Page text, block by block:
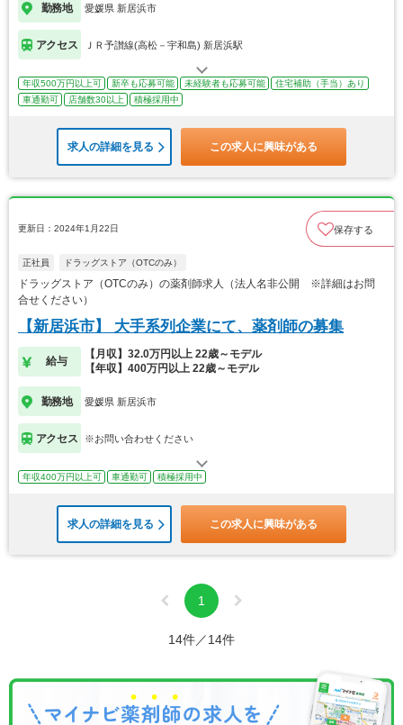
勤務地 愛媛県 新居浜市
アクセス ＪＲ予讃線(高松－宇和島) 新居浜駅
年収500万円以上可 新卒も応募可能 未経験者も応募可能
住宅補助（手当）あり
車通勤可
店舗数30以上 積極採用中
求人の詳細を見る この求人に興味がある
更新日：2024年1月22日 保存する
正社員 ドラッグストア（OTCのみ）
ドラッグストア（OTCのみ）の薬剤師求人（法人名非公開 ※詳細はお問
合せください）
【新居浜市】 大手系列企業にて、薬剤師の募集
給与
【月収】32.0万円以上 22歳～モデル
【年収】400万円以上 22歳～モデル
勤務地 愛媛県 新居浜市
アクセス ※お問い合わせください
年収400万円以上可 車通勤可 積極採用中
求人の詳細を見る この求人に興味がある
1
14件／14件